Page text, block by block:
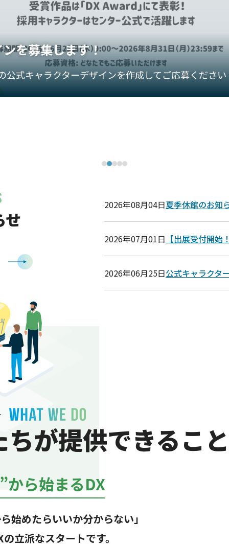
を募集します！
公式キャラクターデザインを作成してご応募ください
せ
2026年08月04日夏季休館のお知
2026年07月01日 【出展受付開始
2026年06月25日公式キャラクタ
ちが提供できること
から始まるDX
始めたらいいか分からない」
立派なスタートです。